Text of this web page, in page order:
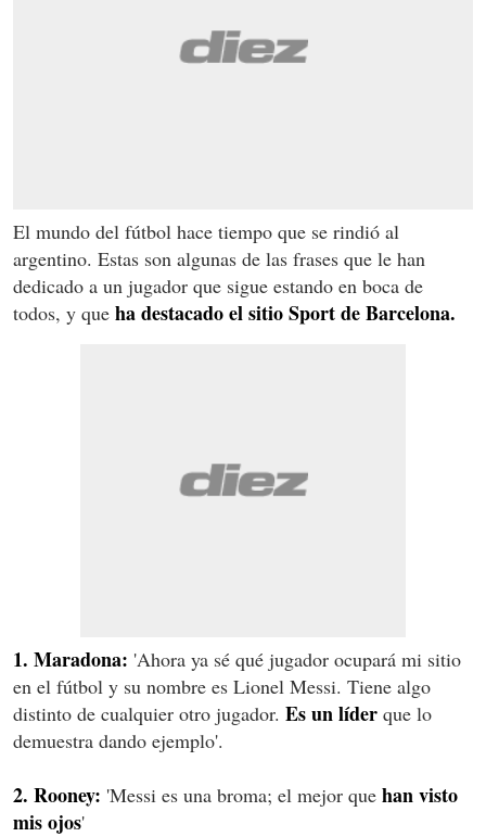
El mundo del fútbol hace tiempo que se rindió al
argentino. Estas son algunas de las frases que le han
dedicado a un jugador que sigue estando en boca de
todos, y que ha destacado el sitio Sport de Barcelona.
1. Maradona: 'Ahora ya sé qué jugador ocupará mi sitio
en el fútbol y su nombre es Lionel Messi. Tiene algo
distinto de cualquier otro jugador. Es un líder que lo
demuestra dando ejemplo'.
2. Rooney: 'Messi es una broma; el mejor que han visto
mis ojos'